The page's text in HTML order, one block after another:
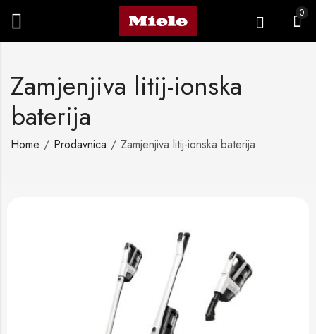
0
Zamjenjiva litij-ionska
baterija
Home Prodavnica Zamjenjiva litij-ionska baterija